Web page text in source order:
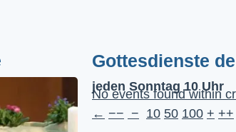
Gottesdienste
jeden Sonntag 10 Uhr
No events found within
← −− − 10 50 100 + ++